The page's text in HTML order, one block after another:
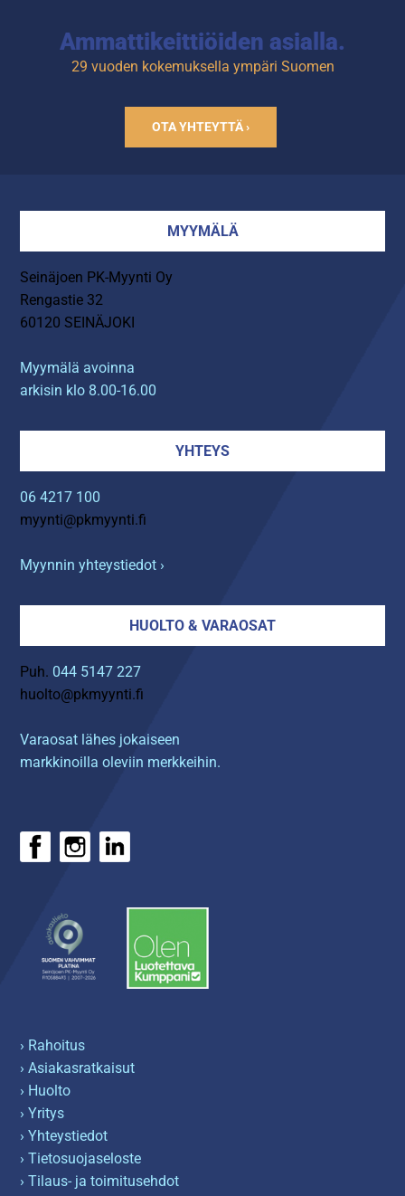
Ammattikeittiöiden asialla.
29 vuoden kokemuksella ympäri Suomen
OTA YHTEYTTÄ ›
MYYMÄLÄ
Seinäjoen PK-Myynti Oy
Rengastie 32
60120 SEINÄJOKI
Myymälä avoinna
arkisin klo 8.00-16.00
YHTEYS
06 4217 100
myynti@pkmyynti.fi
Myynnin yhteystiedot ›
HUOLTO & VARAOSAT
Puh. 044 5147 227
huolto@pkmyynti.fi
Varaosat lähes jokaiseen
markkinoilla oleviin merkkeihin.
› Rahoitus
› Asiakasratkaisut
› Huolto
› Yritys
› Yhteystiedot
› Tietosuojaseloste
› Tilaus- ja toimitusehdot